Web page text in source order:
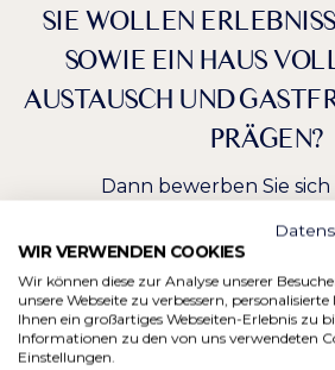
SIE WOLLEN
SOWIE EIN HAUS
AUSTAUSCH UND
PRÄGEN?
Dann bewerben Sie sich
WIR VERWENDEN COOKIES
Wir können diese zur Analyse unserer
unsere Webseite zu verbessern,
Ihnen ein großartiges Webseiten-Erlebnis zu
Informationen zu den von uns verwendeten
Einstellungen.